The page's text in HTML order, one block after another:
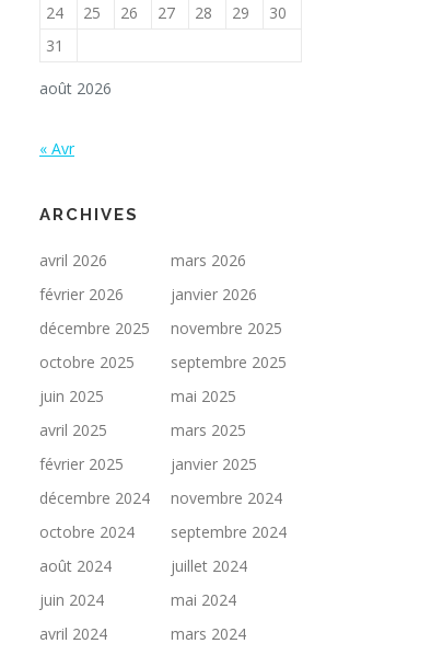
août 2026
24
25 26 27 28 29
30
31
« Avr
ARCHIVES
avril 2026
mars 2026
février 2026
janvier 2026
décembre 2025
novembre 2025
octobre 2025
septembre 2025
juin 2025
mai 2025
avril 2025
mars 2025
février 2025
janvier 2025
décembre 2024
novembre 2024
octobre 2024
septembre 2024
août 2024
juillet 2024
juin 2024
mai 2024
avril 2024
mars 2024